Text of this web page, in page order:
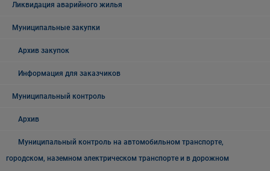
Ликвидация аварийного жилья
Муниципальные закупки
Архив закупок
Информация для заказчиков
Муниципальный контроль
Архив
Муниципальный контроль на автомобильном транспорте,
городском, наземном электрическом транспорте и в дорожном